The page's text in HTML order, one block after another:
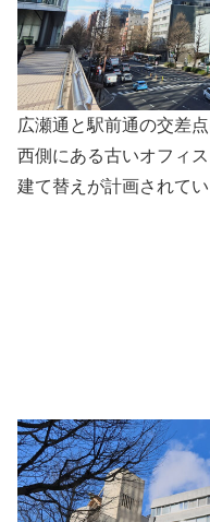
広瀬通と駅前通の交差
西側にある古いオフィ
建て替えが計画されて